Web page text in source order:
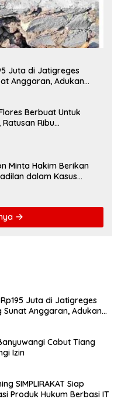
Juta di Jatigreges
Anggaran, Adukan
Berbuat Untuk
Ribu
Minta Hakim Berikan
dalam Kasus
Rp195 Juta di Jatigreges
Anggaran, Adukan
Cabut Tiang
Izin
SIMPLIRAKAT Siap
Produk Hukum Berbasi IT